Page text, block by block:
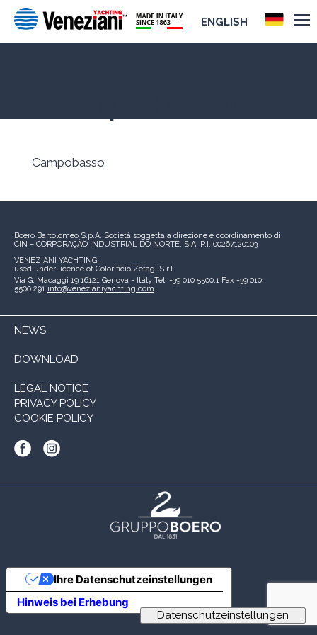
ENGLISH
Campobasso
Boero Bartolomeo S.p.A. Società soggetta a direzione e coordinamento di
CIN – CORPORAÇÃO INDUSTRIAL DO NORTE, S.A. P.I. 00267120103
VENEZIANI YACHTING
used under licence of Colorificio Zetagi S.r.l.
Via G. Macaggi 19 16121 Genova - Italy Tel. +39 010 5500.1 Fax +39 010
5500.291 info@venezianiyachting.com
NEWS
DOWNLOAD
LEGAL NOTICE
PRIVACY POLICY
COOKIE POLICY
Hinweis bei Erhebung
Ihre Datenschutzeinstellungen